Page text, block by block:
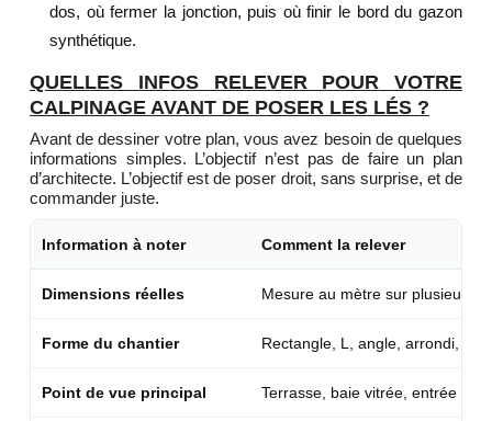
dos, où fermer la jonction, puis où finir le bord du gazon
synthétique.
QUELLES INFOS RELEVER POUR VOTRE
CALPINAGE AVANT DE POSER LES LÉS ?
Avant de dessiner votre plan, vous avez besoin de quelques
informations simples. L’objectif n’est pas de faire un plan
d’architecte. L’objectif est de poser droit, sans surprise, et de
commander juste.
Information à noter Comment la relever
Dimensions réelles Mesure au mètre sur plusieurs
Forme du chantier Rectangle, L, angle, arrondi,
Point de vue principal Terrasse, baie vitrée, entrée